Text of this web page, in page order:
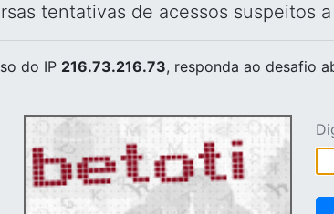
tentativas de acessos suspeitos
do IP 216.73.216.73, responda ao desafio